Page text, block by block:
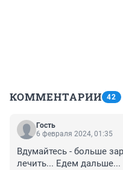
КОММЕНТАРИИ 42
Гость
6 февраля 2024, 01:35
Вдумайтесь - больше
лечить... Едем дальше...